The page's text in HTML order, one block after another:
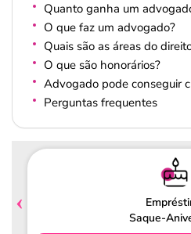
Quanto ganha um
O que faz um advogado?
Quais são as áreas do
O que são honorários?
Advogado pode conseguir
Perguntas frequentes
Saque-